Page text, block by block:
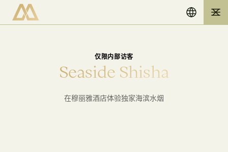
仅限内部访客
Seaside Shisha
在穆丽雅酒店体验独家海滨水烟